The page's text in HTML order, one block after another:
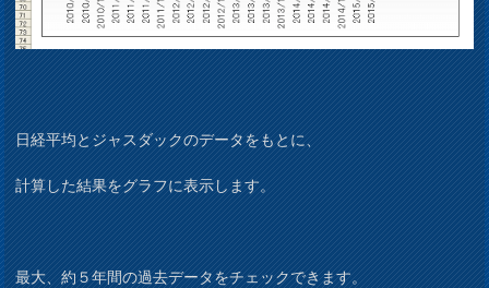
日経平均とジャスダックのデータをもとに、
計算した結果をグラフに表示します。
最大、約５年間の過去データをチェックできます。